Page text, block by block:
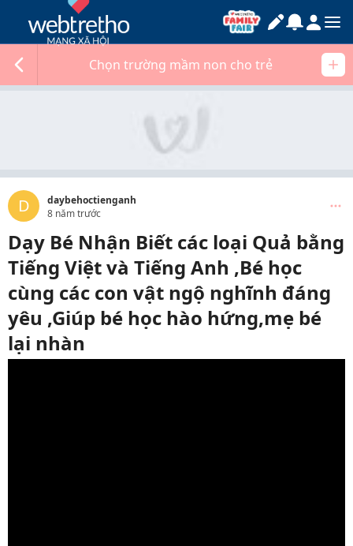
Chọn trường mầm non cho trẻ
D
daybehoctienganh
8 năm trước
Dạy Bé Nhận Biết các loại Quả bằng
Tiếng Việt và Tiếng Anh ,Bé học
cùng các con vật ngộ nghĩnh đáng
yêu ,Giúp bé học hào hứng,mẹ bé
lại nhàn